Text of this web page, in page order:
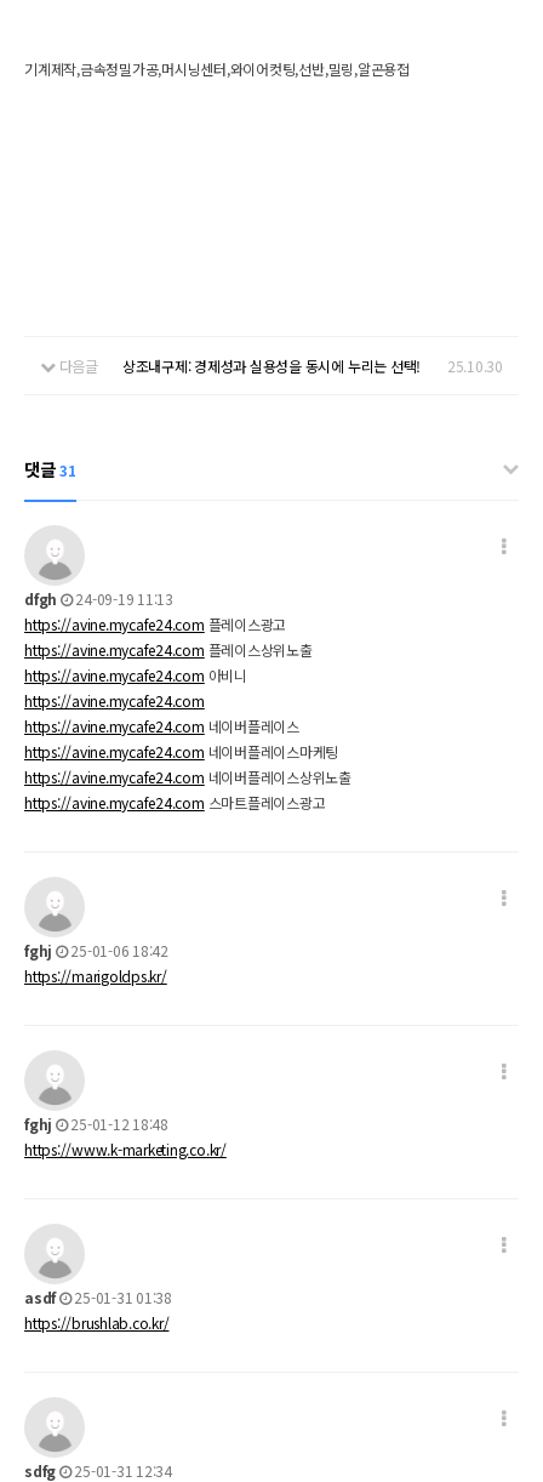
기계제작,금속정밀가공,머시닝센터,와이어컷팅,선반,밀링,알곤용접
다음글 상조내구제: 경제성과 실용성을 동시에 누리는 선택! 25.10.30
댓글31
dfgh
24-09-19 11:13
https://avine.mycafe24.com 플레이스광고
https://avine.mycafe24.com 플레이스상위노출
https://avine.mycafe24.com 아비니
https://avine.mycafe24.com
https://avine.mycafe24.com 네이버플레이스
https://avine.mycafe24.com 네이버플레이스마케팅
https://avine.mycafe24.com 네이버플레이스상위노출
https://avine.mycafe24.com 스마트플레이스광고
fghj
25-01-06 18:42
https://marigoldps.kr/
fghj
25-01-12 18:48
https://www.k-marketing.co.kr/
asdf
25-01-31 01:38
https://brushlab.co.kr/
sdfg
25-01-31 12:34